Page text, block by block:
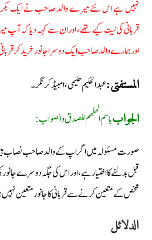
نہیں ہے اس لئے میرے والد صاحب نے ایک بکرا
قربانی کی نیت کیے تھے، اور ان سے کہہ دیا کہ آپ
اور ہمارے والد صاحب ایک دوسرا جانور خریدکر قربانی
المستفتی:عبد الحکیم حلیمی، امبیڈکر نگر۔
الجوابباسم الملھم للصدق والصواب:
صورت مسئولہ میں اگر اپ کے والد صاحب نصاب ہیں
قبل بدلنے کا اختیار ہے، اور اس کی جگہ دوسرے جانور
شخص کے متعین کرنے سے قربانی کا جانور متعین نہیں
الدلائل